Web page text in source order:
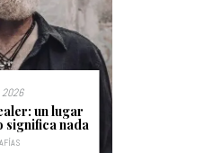
un lugar
significa nada